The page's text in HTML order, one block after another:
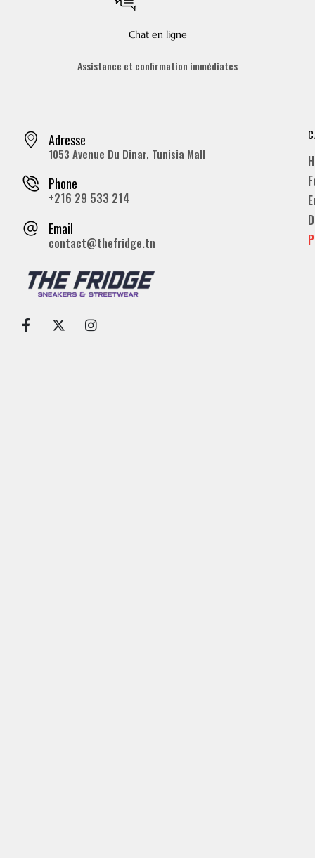
Chat en ligne
Assistance et confirmation immédiates
Adresse
1053 Avenue Du Dinar, Tunisia Mall
Phone
+216 29 533 214
Email
contact@thefridge.tn